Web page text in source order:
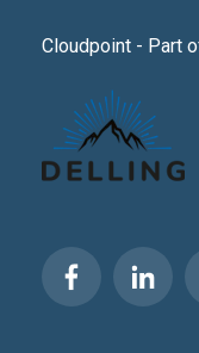
Cloudpoint - Part